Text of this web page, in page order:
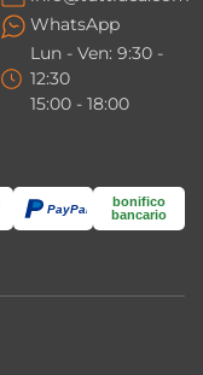
WhatsApp
Lun - Ven: 9:30 -
12:30
15:00 - 18:00
PayPal
bonifico
bancario